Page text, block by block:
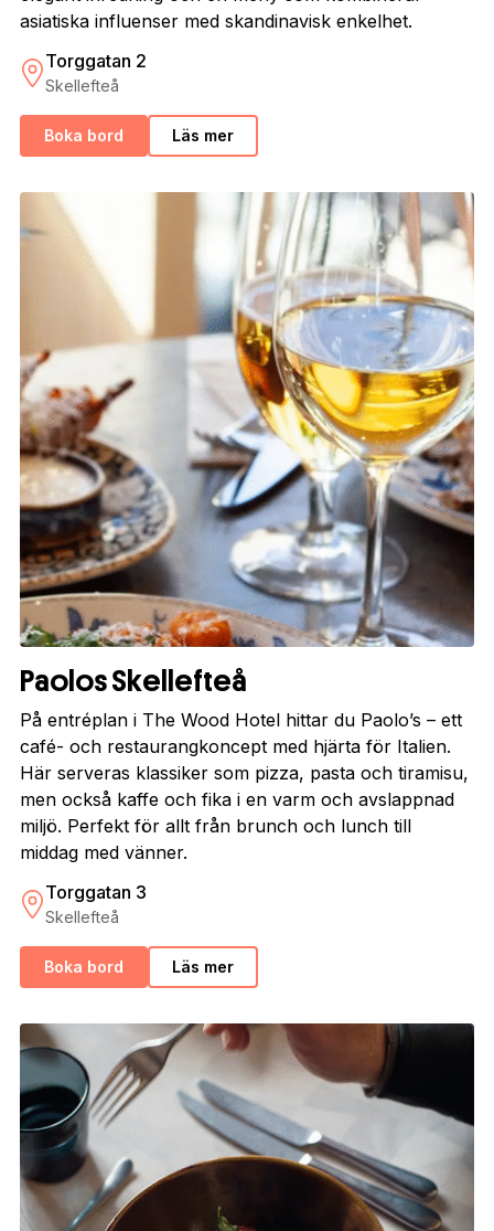
asiatiska influenser med skandinavisk enkelhet.
Torggatan 2
Skellefteå
Boka bord Läs mer
Paolos Skellefteå
På entréplan i The Wood Hotel hittar du Paolo’s – ett
café- och restaurangkoncept med hjärta för Italien.
Här serveras klassiker som pizza, pasta och tiramisu,
men också kaffe och fika i en varm och avslappnad
miljö. Perfekt för allt från brunch och lunch till
middag med vänner.
Torggatan 3
Skellefteå
Boka bord Läs mer